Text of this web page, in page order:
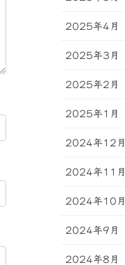
2025年4月
2025年3月
2025年2月
2025年1月
2024年12月
2024年11月
2024年10月
2024年9月
2024年8月